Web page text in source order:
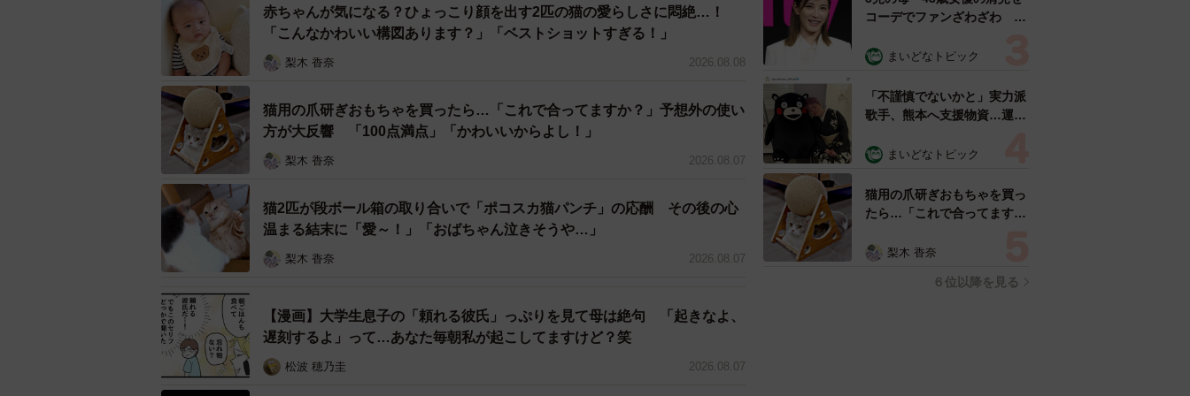
2/2
沖 昌之 猫写真展「これネコ それネコ？ここはテラ！」【提供：猫写真家 沖 昌之（MASAYUKI OKIさん）】
【10月19日～11月16日 写真展のご案内（函館）】
沖昌之 猫写真展 「これネコ それネコ？ここはテラ！」
東京や大阪などフジフイルムを巡回した最新作「これネコ それネ
コ？」が函館の古刹へ。
FUJICOLOR PREMIUM PRINTで写真プリントされているので とても
美しい色合いの展示です。…
pic.twitter.com/pXiLMnFJu2
ジャンプする子猫の姿には、無邪気さと生命力が詰まっていました。
日常のひとコマを“奇跡の瞬間”に変える沖さんの写真は、見る人の心をふっと温めてくれま
すね。
赤ちゃんが気になる？ひょっこり顔を出す2匹の猫の愛らしさに悶絶…！
「こんなかわいい構図あります？」「ベストショットすぎる！」
梨木 香奈 2026.08.08
猫用の爪研ぎおもちゃを買ったら…「これで合ってますか？」予想外の使い
方が大反響 「100点満点」「かわいいからよし！」
梨木 香奈 2026.08.07
猫2匹が段ボール箱の取り合いで「ポコスカ猫パンチ」の応酬 その後の心
温まる結末に「愛～！」「おばちゃん泣きそうや…」
梨木 香奈 2026.08.07
【漫画】大学生息子の「頼れる彼氏」っぷりを見て母は絶句 「起きなよ、
遅刻するよ」って…あなた毎朝私が起こしてますけど？笑
松波 穂乃圭 2026.08.07
コーデでファンざわざわ
見」「むっかしからずっと可
まいどなトピック
「不謹慎でないかと」実力派
歌手、熊本へ支援物資…運搬
めらい 「痛いほど伝わる」
まいどなトピック
猫用の爪研ぎおもちゃを買っ
たら…「これで合ってます
響 「100点満点」「かわい
梨木 香奈
６位以降を見る